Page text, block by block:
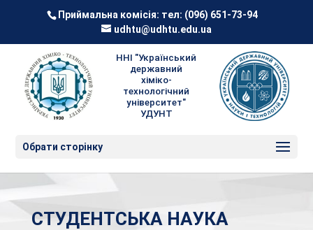
Приймальна комісія: тел: (096) 651-73-94
udhtu@udhtu.edu.ua
ННІ "Український
державний
хіміко-
технологічний
університет"
УДУНТ
Обрати сторінку
СТУДЕНТСЬКА НАУКА